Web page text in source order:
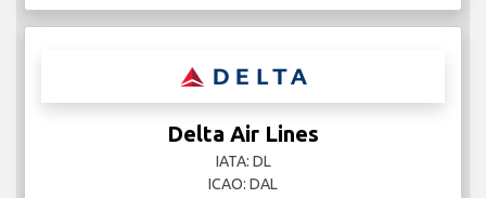
Delta Air Lines
IATA: DL
ICAO: DAL